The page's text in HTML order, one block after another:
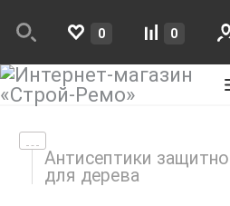
0 0
Антисептики
для дерева